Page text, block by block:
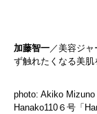
加藤智一／美容ジ
ず触れたくなる美
photo: Akiko Mizuno
Hanako110６号「